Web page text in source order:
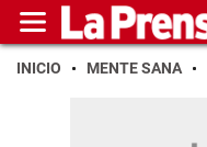
INICIO MENTE SANA